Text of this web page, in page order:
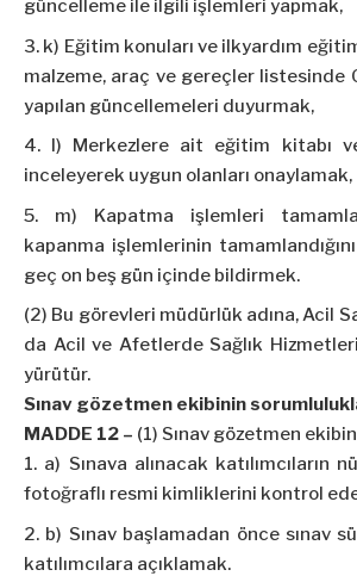
güncelleme ile ilgili işlemleri yapmak,
k) Eğitim konuları ve ilkyardım
malzeme, araç ve gereçler listesinde
yapılan güncellemeleri duyurmak,
l) Merkezlere ait eğitim kitabı
inceleyerek uygun olanları onaylamak,
m) Kapatma işlemleri
kapanma işlemlerinin
geç on beş gün içinde bildirmek.
(2) Bu görevleri müdürlük adına, Acil
da Acil ve Afetlerde Sağlık
yürütür.
Sınav gözetmen ekibinin
MADDE 12 – (1) Sınav gözetmen
a) Sınava alınacak katılımcıların
fotoğraflı resmi kimliklerini kontrol
b) Sınav başlamadan önce sınav
katılımcılara açıklamak.